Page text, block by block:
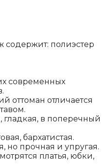
содержит: полиэстер
современных
оттоман отличается
гладкая, в поперечный
бархатистая.
но прочная и упругая.
платья, юбки,